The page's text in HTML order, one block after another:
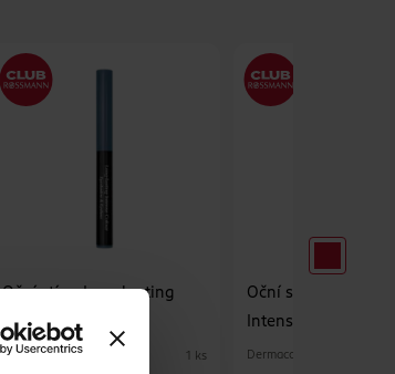
Oční stíny Longlasting
Intense 13
Dermacol 1 ks
Oční stíny
Intense 12
Dermacol